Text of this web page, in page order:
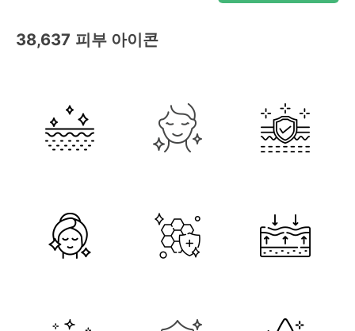
38,637 피부 아이콘